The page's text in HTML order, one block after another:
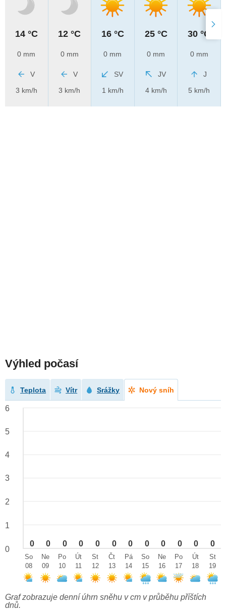
14 °C
0 mm
V
3 km/h
12 °C
0 mm
V
3 km/h
16 °C
0 mm
SV
1 km/h
25 °C
0 mm
JV
4 km/h
30 °C
0 mm
J
5 km/h
Výhled počasí
Teplota Vítr Srážky Nový sníh
0 0 0 0 0 0 0 0 0 0 0 0
6
5
4
3
2
1
0
So
08
Ne
09
Po
10
Út
11
St
12
Čt
13
Pá
14
So
15
Ne
16
Po
17
Út
18
St
19
Graf zobrazuje denní úhrn sněhu v cm v průběhu příštích
dnů.